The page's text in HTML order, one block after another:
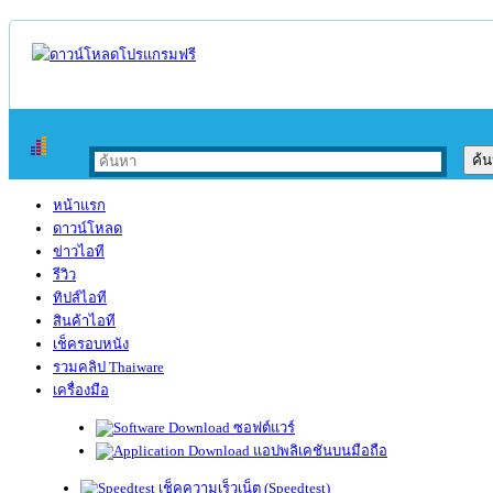
หน้าแรก
ดาวน์โหลด
ข่าวไอที
รีวิว
ทิปส์ไอที
สินค้าไอที
เช็ครอบหนัง
รวมคลิป Thaiware
เครื่องมือ
ซอฟต์แวร์
แอปพลิเคชันบนมือถือ
เช็คความเร็วเน็ต (Speedtest)